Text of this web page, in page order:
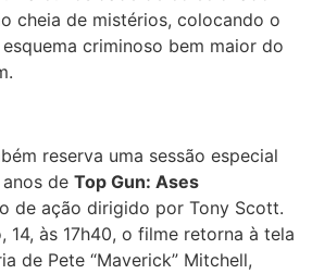
cheia de mistérios, colocando o
criminoso bem maior do
reserva uma sessão especial
de Top Gun: Ases
de ação dirigido por Tony Scott.
14, às 17h40, o filme retorna à tela
de Pete “Maverick” Mitchell,